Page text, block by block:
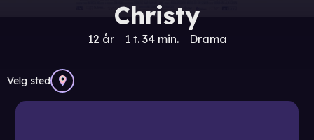
Christy
12 år 1 t. 34 min. Drama
Velg sted